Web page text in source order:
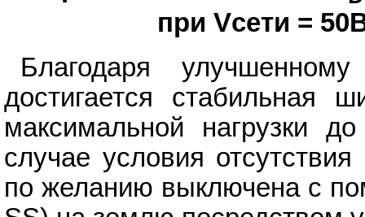
при Vсети =
Благодаря
достигается стабильная
максимальной нагрузки
случае условия
по желанию выключена с